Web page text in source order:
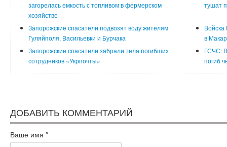
загорелась емкость с топливом в фермерском
хозяйстве
тушат
Запорожские спасатели подвозят воду жителям
Гуляйполя, Васильевки и Бурчака
в
Запорожские спасатели забрали тела погибших
сотрудников «Укрпочты»
ГСЧС: В
погиб
ДОБАВИТЬ КОММЕНТАРИЙ
Ваше имя *